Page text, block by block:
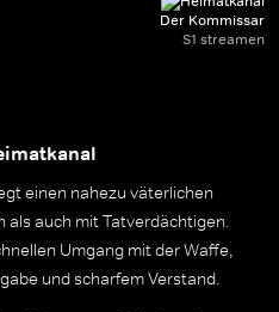
Der Kommissar
S1 streamen
einen nahezu väterlichen
als auch mit Tatverdächtigen.
Umgang mit der Waffe,
und scharfem Verstand.